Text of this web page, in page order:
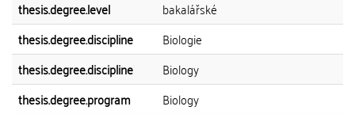
thesis.degree.level
bakalářské
thesis.degree.discipline
Biologie
thesis.degree.discipline
Biology
thesis.degree.program
Biology